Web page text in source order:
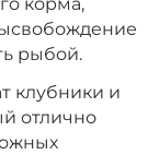
Острые Специи
+
рыбой.
клубники и
отлично